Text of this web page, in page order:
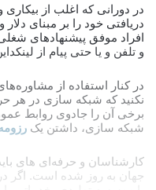
در دورانی که اغلب از
دریافتی خود را بر مبنای
افراد موفق پیشنهادهای
و تلفن و یا حتی پیام از
در کنار استفاده از
نکنید که شبکه سازی در
برخی آن را جادوی روابط
شبکه سازی، داشتن یک
کارشناسان و حرفه‌ای های
جهان به روز شده است. اگر